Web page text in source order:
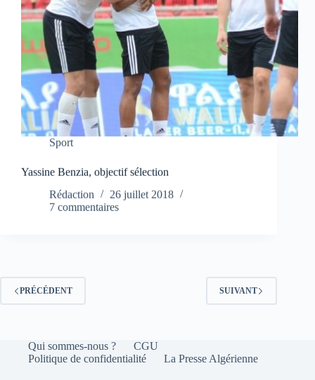
Sport
Yassine Benzia, objectif sélection
Rédaction
26 juillet 2018
7 commentaires
PRÉCÉDENT SUIVANT
Qui sommes-nous ?
CGU
Politique de confidentialité
La Presse Algérienne